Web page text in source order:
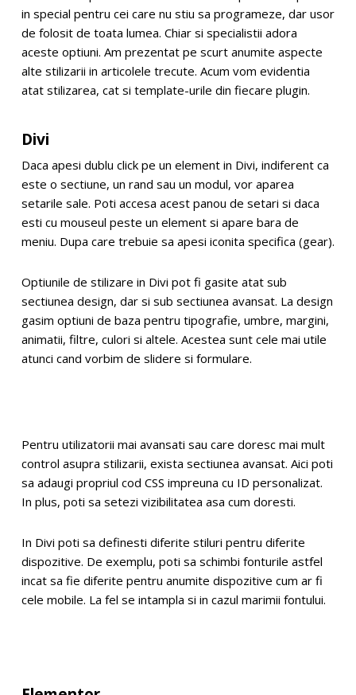
in special pentru cei care nu stiu sa programeze, dar usor
de folosit de toata lumea. Chiar si specialistii adora
aceste optiuni. Am prezentat pe scurt anumite aspecte
alte stilizarii in articolele trecute. Acum vom evidentia
atat stilizarea, cat si template-urile din fiecare plugin.
Divi
Daca apesi dublu click pe un element in Divi, indiferent ca
este o sectiune, un rand sau un modul, vor aparea
setarile sale. Poti accesa acest panou de setari si daca
esti cu mouseul peste un element si apare bara de
meniu. Dupa care trebuie sa apesi iconita specifica (gear).
Optiunile de stilizare in Divi pot fi gasite atat sub
sectiunea design, dar si sub sectiunea avansat. La design
gasim optiuni de baza pentru tipografie, umbre, margini,
animatii, filtre, culori si altele. Acestea sunt cele mai utile
atunci cand vorbim de slidere si formulare.
Pentru utilizatorii mai avansati sau care doresc mai mult
control asupra stilizarii, exista sectiunea avansat. Aici poti
sa adaugi propriul cod CSS impreuna cu ID personalizat.
In plus, poti sa setezi vizibilitatea asa cum doresti.
In Divi poti sa definesti diferite stiluri pentru diferite
dispozitive. De exemplu, poti sa schimbi fonturile astfel
incat sa fie diferite pentru anumite dispozitive cum ar fi
cele mobile. La fel se intampla si in cazul marimii fontului.